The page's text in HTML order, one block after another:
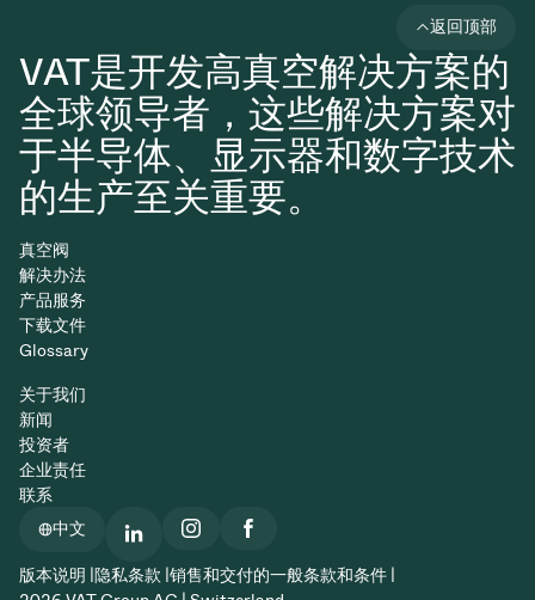
VAT是开发高真空解决方案的
全球领导者，这些解决方案对
于半导体、显示器和数字技术
的生产至关重要。
返回顶部
真空阀
解决办法
产品服务
下载文件
Glossary
关于我们
新闻
投资者
企业责任
联系
中文
版本说明 | 隐私条款 | 销售和交付的一般条款和条件 |